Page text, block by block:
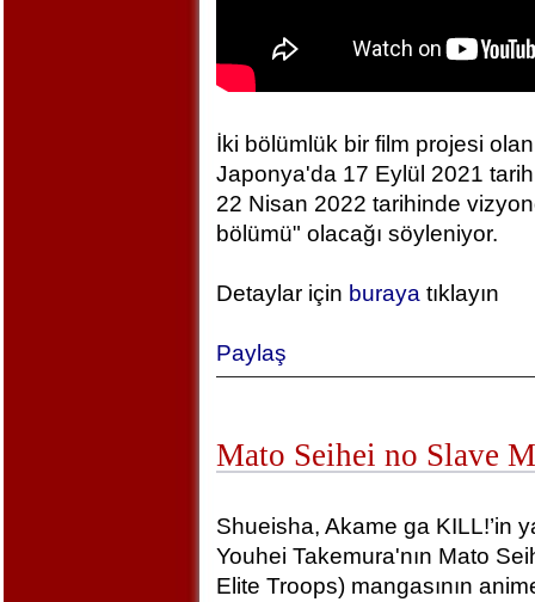
İki bölümlük bir film projesi
Japonya'da 17 Eylül 2021
22 Nisan 2022 tarihinde
bölümü" olacağı söyleniyor.
Detaylar için buraya tıklayın
Paylaş
Mato Seihei no Slave
Shueisha, Akame ga KILL!’in
Youhei Takemura'nın Mato
Elite Troops) mangasının